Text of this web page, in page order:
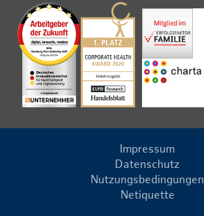
Impressum
Datenschutz
Nutzungsbedingungen
Netiquette